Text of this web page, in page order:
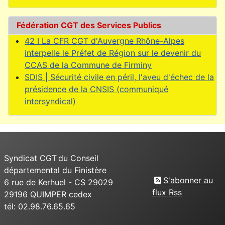
Fédération CGT des Services Publics
42 I La CFR CGT d'Auvergne Rhône-Alpes
interpelle le Préfet de Région sur le devenir du
CCAS de la Commune de Firminy
SDIS | Sécurité civile en péril, l'aveu d'échec de la
présidence de la CNSIS (communiqué
intersyndical)
Syndicat CGT du Conseil
départemental du Finistère
6 rue de Kerhuel - CS 29029
29196 QUIMPER cedex
tél: 02.98.76.65.65
S'abonner au
flux Rss